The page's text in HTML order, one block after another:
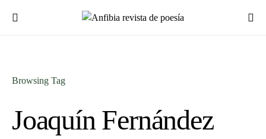
Browsing Tag
Joaquín Fernández